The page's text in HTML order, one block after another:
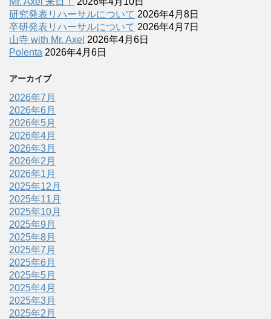
研究発表リハーサルについて 2026年4月8日
卒研発表リハーサルについて 2026年4月7日
山寺 with Mr. Axel 2026年4月6日
Polenta 2026年4月6日
アーカイブ
2026年7月
2026年6月
2026年5月
2026年4月
2026年3月
2026年2月
2026年1月
2025年12月
2025年11月
2025年10月
2025年9月
2025年8月
2025年7月
2025年6月
2025年5月
2025年4月
2025年3月
2025年2月